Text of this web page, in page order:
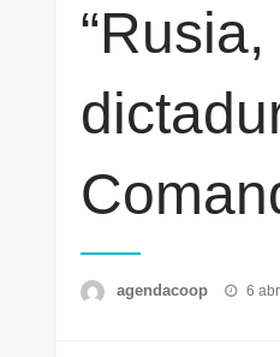
agendacoop 6